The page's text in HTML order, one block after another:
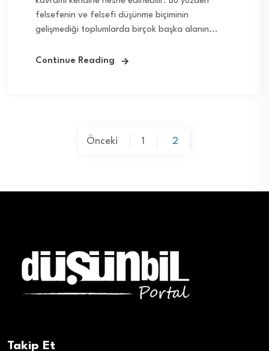
felsefenin ve felsefi düşünme biçiminin
gelişmediği toplumlarda birçok başka alanın...
Continue Reading
Önceki 1 2
Takip Et